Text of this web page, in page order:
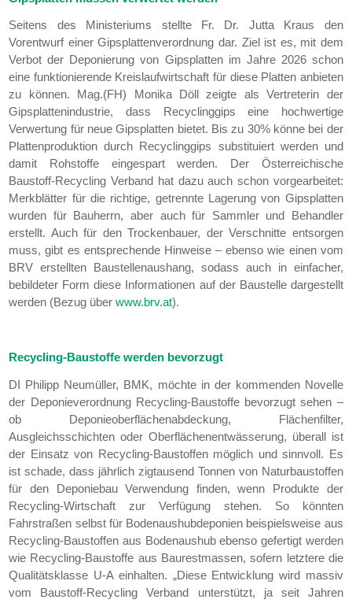
Seitens des Ministeriums stellte Fr. Dr. Jutta Kraus den
Vorentwurf einer Gipsplattenverordnung dar. Ziel ist es, mit dem
Verbot der Deponierung von Gipsplatten im Jahre 2026 schon
eine funktionierende Kreislaufwirtschaft für diese Platten anbieten
zu können. Mag.(FH) Monika Döll zeigte als Vertreterin der
Gipsplattenindustrie, dass Recyclinggips eine hochwertige
Verwertung für neue Gipsplatten bietet. Bis zu 30% könne bei der
Plattenproduktion durch Recyclinggips substituiert werden und
damit Rohstoffe eingespart werden. Der Österreichische
Baustoff-Recycling Verband hat dazu auch schon vorgearbeitet:
Merkblätter für die richtige, getrennte Lagerung von Gipsplatten
wurden für Bauherrn, aber auch für Sammler und Behandler
erstellt. Auch für den Trockenbauer, der Verschnitte entsorgen
muss, gibt es entsprechende Hinweise – ebenso wie einen vom
BRV erstellten Baustellenaushang, sodass auch in einfacher,
bebildeter Form diese Informationen auf der Baustelle dargestellt
werden (Bezug überwww.brv.at).
Recycling-Baustoffe werden bevorzugt
DI Philipp Neumüller, BMK, möchte in der kommenden Novelle
der Deponieverordnung Recycling-Baustoffe bevorzugt sehen –
ob Deponieoberflächenabdeckung, Flächenfilter,
Ausgleichsschichten oder Oberflächenentwässerung, überall ist
der Einsatz von Recycling-Baustoffen möglich und sinnvoll. Es
ist schade, dass jährlich zigtausend Tonnen von Naturbaustoffen
für den Deponiebau Verwendung finden, wenn Produkte der
Recycling-Wirtschaft zur Verfügung stehen. So könnten
Fahrstraßen selbst für Bodenaushubdeponien beispielsweise aus
Recycling-Baustoffen aus Bodenaushub ebenso gefertigt werden
wie Recycling-Baustoffe aus Baurestmassen, sofern letztere die
Qualitätsklasse U-A einhalten. „Diese Entwicklung wird massiv
vom Baustoff-Recycling Verband unterstützt, ja seit Jahren